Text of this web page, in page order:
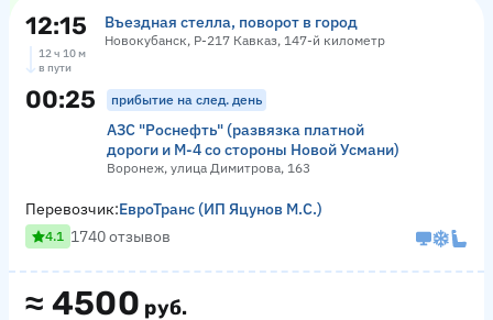
12:15 Въездная стелла, поворот в город
Новокубанск, Р-217 Кавказ, 147-й километр
12 ч 10 м
в пути
00:25 прибытие на след. день
АЗС "Роснефть" (развязка платной
дороги и М-4 со стороны Новой Усмани)
Воронеж, улица Димитрова, 163
≈ 4500 руб.
Перевозчик:ЕвроТранс (ИП Яцунов М.С.)
4.1 1740 отзывов